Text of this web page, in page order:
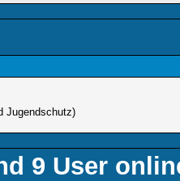
Jugendschutz)
9 User